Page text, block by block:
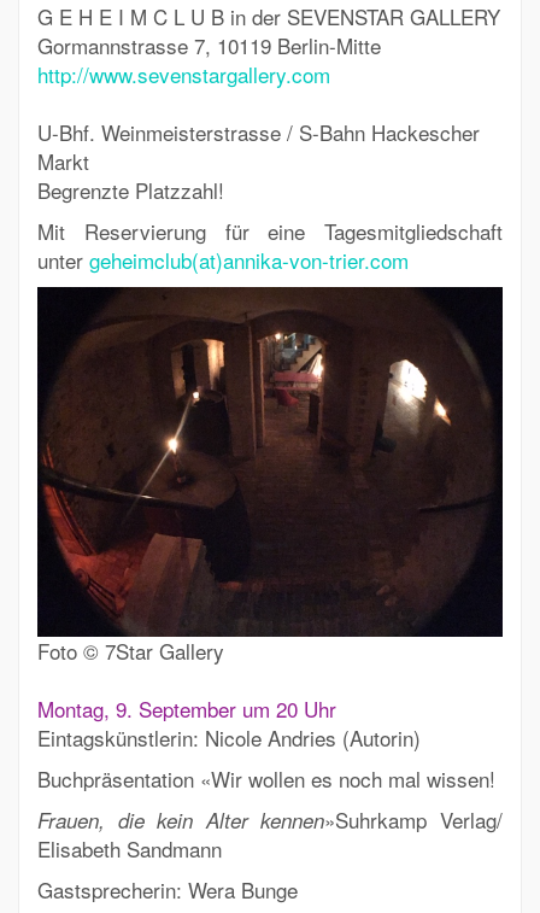
G E H E I M C L U B in der SEVENSTAR GALLERY
Gormannstrasse 7, 10119 Berlin-Mitte
http://www.sevenstargallery.com
U-Bhf. Weinmeisterstrasse / S-Bahn Hackescher
Markt
Begrenzte Platzzahl!
Mit Reservierung für eine Tagesmitgliedschaft
unter geheimclub(at)annika-von-trier.com
Foto © 7Star Gallery
Montag, 9. September um 20 Uhr
Eintagskünstlerin: Nicole Andries (Autorin)
Buchpräsentation «Wir wollen es noch mal wissen!
Frauen, die kein Alter kennen»Suhrkamp Verlag/
Elisabeth Sandmann
Gastsprecherin: Wera Bunge